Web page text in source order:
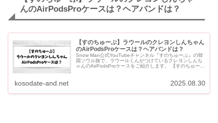
んのAirPodsProケースは？ヘアバンドは？
【すのちゅーぶ】ラウールのクレヨンしんちゃん
のAirPodsProケースは？ヘアバンドは？
Snow Man公式YouTubeチャンネル『すのちゅーぶ』の韓
国ソウル旅で、ラウールくんがつけているクレヨンしんち
ゃんのAirPodsProケースをご紹介します。 【すのちゅー
kosodate-and.net 2025.08.30